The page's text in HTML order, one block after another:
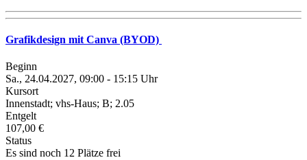
Grafikdesign mit Canva (BYOD)
Beginn
Sa., 24.04.2027, 09:00 - 15:15 Uhr
Kursort
Innenstadt; vhs-Haus; B; 2.05
Entgelt
107,00 €
Status
Es sind noch 12 Plätze frei